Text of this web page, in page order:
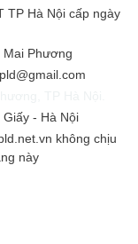
TP Hà Nội cấp ngày
Mai Phương
- Hà Nội
không chịu
này